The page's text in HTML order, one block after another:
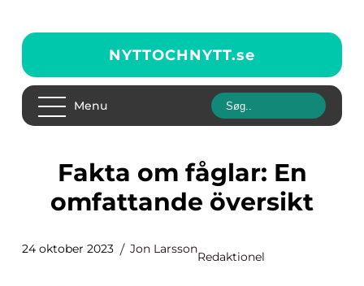
NYTTOCHNYTT.se
Menu
Fakta om fåglar: En
omfattande översikt
24 oktober 2023 Jon Larsson
Redaktionel